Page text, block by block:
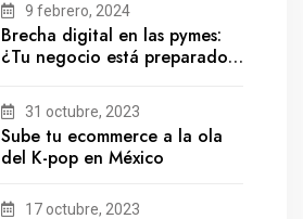
9 febrero, 2024
Brecha digital en las pymes:
¿Tu negocio está preparado
31 octubre, 2023
Sube tu ecommerce a la ola
del K-pop en México
17 octubre, 2023